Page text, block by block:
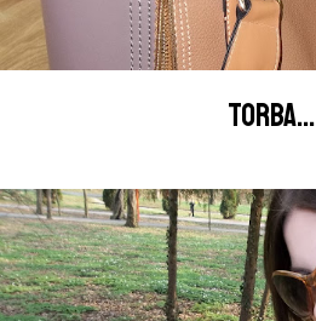
TORBA...